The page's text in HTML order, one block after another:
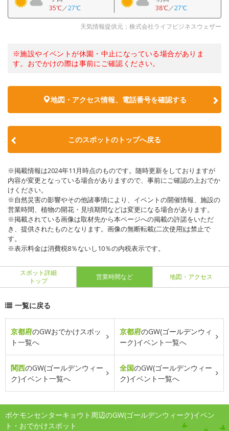
35℃／27℃ 38℃／27℃
天気情報提供元：株式会社ライフビジネスウェザー
※施設やイベントが休園・中止になっている場合がありま
す。おでかけの際は事前にご確認ください。
地図・アクセス情報、電話番号を確認する
このスポットのトップへ戻る
※掲載情報は2024年11月時点のものです。随時更新をしておりますが
内容が変更となっている場合がありますので、事前にご確認の上おでか
けください。
※自然災害の影響やその他諸事情により、イベントの開催情報、施設の
営業時間、植物の開花・見頃期間などは変更になる場合があります。
※掲載されている画像は取材先から本ページへの掲載の許諾をいただ
き、提供されたものとなります。画像の無断転載(二次使用)は禁止で
す。
※表示料金は消費税8％ないし10％の内税表示です。
スポット詳細
トップ
営業時間など 地図・アクセス
一覧に戻る
京都府のGWおでかけスポッ
ト一覧へ
京都府のGW(ゴールデンウィ
ーク)イベント一覧へ
関西のGW(ゴールデンウィー
ク)イベント一覧へ
全国のGW(ゴールデンウィー
ク)イベント一覧へ
ポケモンセンターキョウト周辺のGW(ゴールデンウィーク)イベン
ト・おでかけスポット